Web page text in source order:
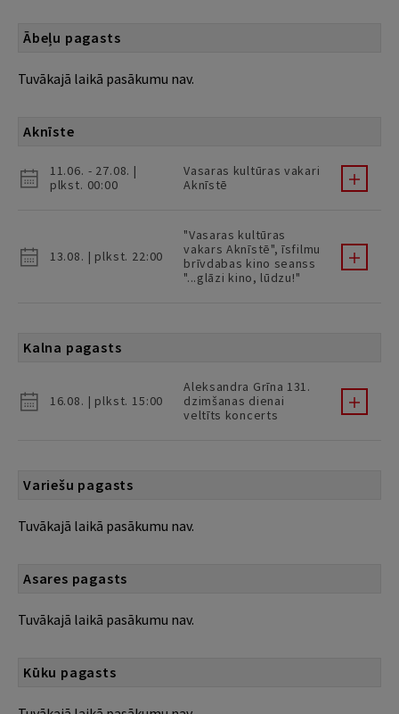
Ābeļu pagasts
Tuvākajā laikā pasākumu nav.
Aknīste
11.06. - 27.08. |
plkst. 00:00
Vasaras kultūras vakari
Aknīstē
13.08. | plkst. 22:00
"Vasaras kultūras
vakars Aknīstē", īsfilmu
brīvdabas kino seanss
"...glāzi kino, lūdzu!"
Kalna pagasts
16.08. | plkst. 15:00
Aleksandra Grīna 131.
dzimšanas dienai
veltīts koncerts
Variešu pagasts
Tuvākajā laikā pasākumu nav.
Asares pagasts
Tuvākajā laikā pasākumu nav.
Kūku pagasts